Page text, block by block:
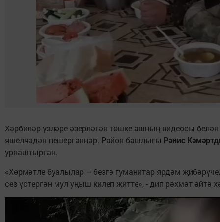
Хәрбиләр үзләре әзерләгән төшке ашның видеосы
яшелчәдән пешергәннәр. Район башлыгы Рәнис
урнаштырган.
«Хөрмәтле буалылар – безгә гуманитар ярдәм
сез үстергән мул уңыш килеп җитте», - дип рәхмәт әйтә